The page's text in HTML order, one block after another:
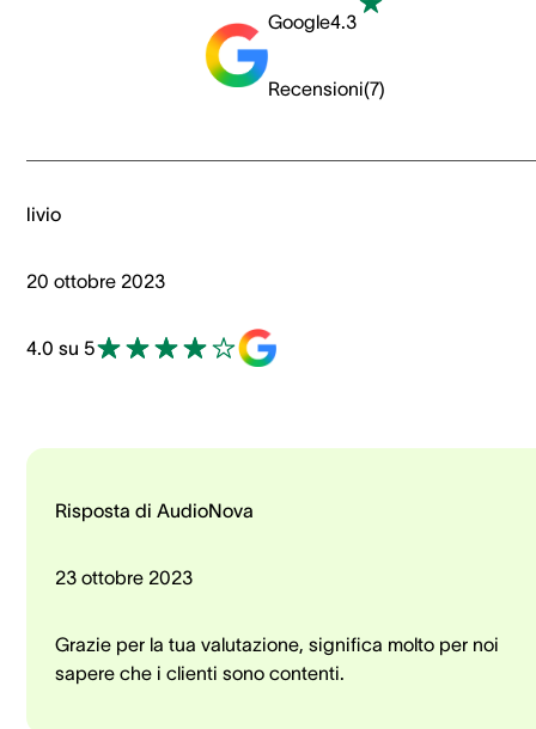
Google4.3
Recensioni(7)
livio
20 ottobre 2023
4.0 su 5
Risposta di AudioNova
23 ottobre 2023
Grazie per la tua valutazione, significa molto per noi
sapere che i clienti sono contenti.